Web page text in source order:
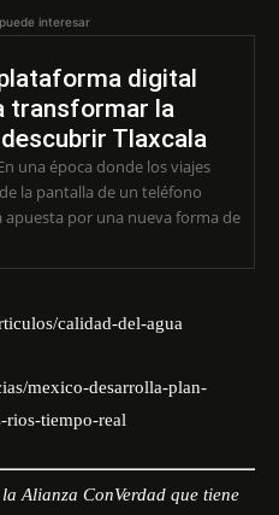
interesar
digital
transformar la
Tlaxcala
una época donde los viajes
la pantalla de un teléfono
apuesta por una nueva forma de
calidad-del-agua
mexico-desarrolla-plan-
tiempo-real
Alianza ConVerdad que tiene